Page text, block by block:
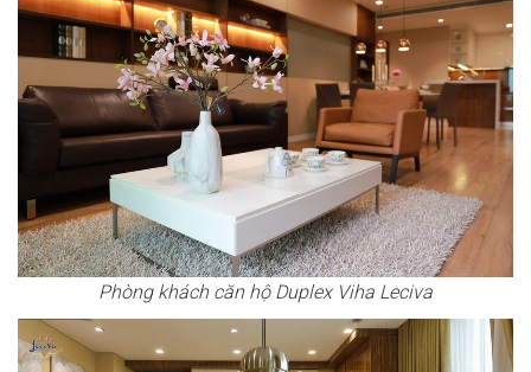
Phòng khách căn hộ Duplex Viha Leciva